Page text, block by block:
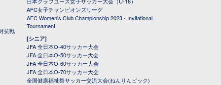
抗戦
AFC女子チャンピオンズリーグ
AFC Women's Club Championship 2023 - Invitational
Tournament
[シニア]
JFA 全日本O-40サッカー大会
JFA 全日本O-50サッカー大会
JFA 全日本O-60サッカー大会
JFA 全日本O-70サッカー大会
全国健康福祉祭サッカー交流大会(ねんりんピック)